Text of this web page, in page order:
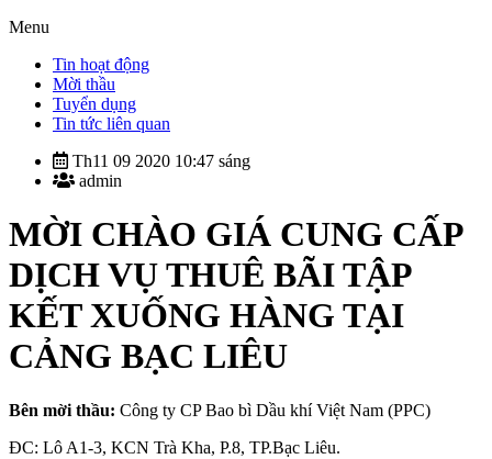
Menu
Tin hoạt động
Mời thầu
Tuyển dụng
Tin tức liên quan
Th11 09 2020 10:47 sáng
admin
MỜI CHÀO GIÁ CUNG CẤP
DỊCH VỤ THUÊ BÃI TẬP
KẾT XUỐNG HÀNG TẠI
CẢNG BẠC LIÊU
Bên mời thầu: Công ty CP Bao bì Dầu khí Việt Nam (PPC)
ĐC: Lô A1-3, KCN Trà Kha, P.8, TP.Bạc Liêu.